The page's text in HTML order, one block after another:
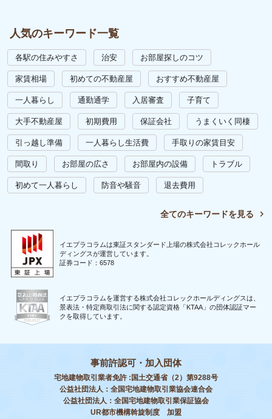
人気のキーワード一覧
各駅の住みやすさ 治安 お部屋探しのコツ
家賃相場 初めての不動産屋 おすすめ不動産屋
一人暮らし 通勤通学 入居審査 子育て
大手不動産屋 初期費用 保証会社 うまくいく同棲
引っ越し準備 一人暮らし生活費 手取りの家賃目安
間取り お部屋の広さ お部屋内の設備 トラブル
初めて一人暮らし 防音や騒音 退去費用
全てのキーワードを見る
イエプラコラムは東証スタンダード上場の株式会社コレックホール
ディングスが運営しています。
証券コード：6578
イエプラコラムを運営する株式会社コレックホールディングスは、
景表法・特定商取引法に関する認定資格「KTAA」の団体認証マー
クを取得しています。
事前許認可・加入団体
宅地建物取引業者免許 :国土交通省（2）第9288号
公益社団法人：全国宅地建物取引業協会連合会
公益社団法人：全国宅地建物取引業保証協会
UR都市機構斡旋制度 加盟